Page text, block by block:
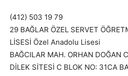
(412) 503 19 79
29 BAĞLAR ÖZEL SERVET
LİSESİ Özel Anadolu Lisesi
BAĞCILAR MAH. ORHAN DOĞAN
DİLEK SİTESİ C BLOK NO: 31CA